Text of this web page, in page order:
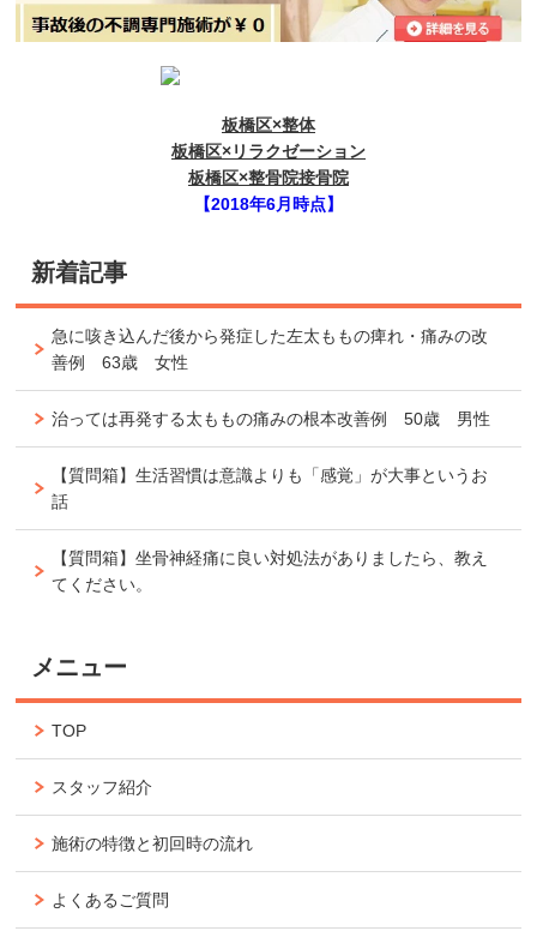
板橋区×整体
板橋区×リラクゼーション
板橋区×整骨院接骨院
【2018年6月時点】
新着記事
急に咳き込んだ後から発症した左太ももの痺れ・痛みの改
善例 63歳 女性
治っては再発する太ももの痛みの根本改善例 50歳 男性
【質問箱】生活習慣は意識よりも「感覚」が大事というお
話
【質問箱】坐骨神経痛に良い対処法がありましたら、教え
てください。
メニュー
TOP
スタッフ紹介
施術の特徴と初回時の流れ
よくあるご質問